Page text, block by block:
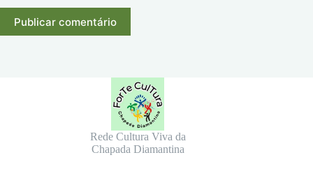
Publicar comentário
Rede Cultura Viva da
Chapada Diamantina